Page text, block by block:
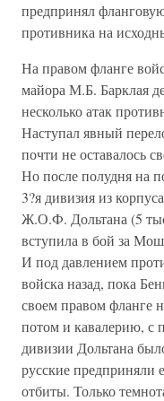
предпринял
противника на
На правом фланге
майора М.Б. Барклая
несколько атак
Наступал явный
почти не оставалось
Но после полудня на
3?я дивизия из
Ж.О.Ф. Дольтана (5
вступила в бой за
И под давлением
войска назад, пока
своем правом фланге
потом и кавалерию,
дивизии Дольтана
русские предприняли
отбиты. Только